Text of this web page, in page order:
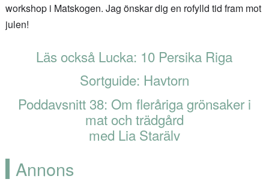
workshop i Matskogen. Jag önskar dig en rofylld tid fram mot
julen!
Läs också Lucka: 10 Persika Riga
Sortguide: Havtorn
Poddavsnitt 38: Om fleråriga grönsaker i
mat och trädgård
med Lia Starälv
Annons